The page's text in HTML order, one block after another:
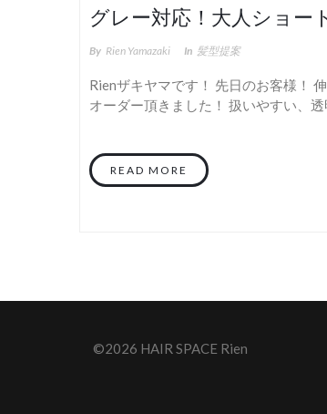
グレー対応！大人シ
By Rien Yamazaki In 髪型提案
Rienザキヤマです！ 先日のお客様！
オーダー頂きました！ 扱いやすい、
READ MORE
©2026 HAIR SPACE Rien